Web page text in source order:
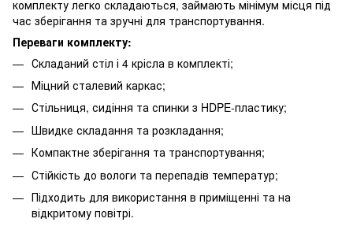
комплекту легко складаються, займають мінімум місця під
час зберігання та зручні для транспортування.
Переваги комплекту:
Складаний стіл і 4 крісла в комплекті;
Міцний сталевий каркас;
Стільниця, сидіння та спинки з HDPE-пластику;
Швидке складання та розкладання;
Компактне зберігання та транспортування;
Стійкість до вологи та перепадів температур;
Підходить для використання в приміщенні та на
відкритому повітрі.